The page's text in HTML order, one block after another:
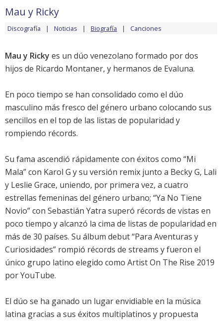
Mau y Ricky
Discografía Noticias Biografía Canciones
Mau y Ricky es un dúo venezolano formado por dos
hijos de Ricardo Montaner, y hermanos de Evaluna.
En poco tiempo se han consolidado como el dúo
masculino más fresco del género urbano colocando sus
sencillos en el top de las listas de popularidad y
rompiendo récords.
Su fama ascendió rápidamente con éxitos como “Mi
Mala” con Karol G y su versión remix junto a Becky G, Lali
y Leslie Grace, uniendo, por primera vez, a cuatro
estrellas femeninas del género urbano; “Ya No Tiene
Novio” con Sebastián Yatra superó récords de vistas en
poco tiempo y alcanzó la cima de listas de popularidad en
más de 30 países. Su álbum debut “Para Aventuras y
Curiosidades” rompió récords de streams y fueron el
único grupo latino elegido como Artist On The Rise 2019
por YouTube.
El dúo se ha ganado un lugar envidiable en la música
latina gracias a sus éxitos multiplatinos y propuesta